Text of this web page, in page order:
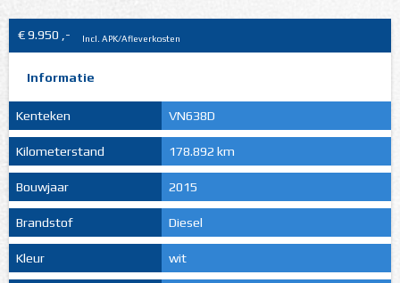
€ 9.950 ,- Incl. APK/Afleverkosten
Informatie
Kenteken VN638D
Kilometerstand 178.892 km
Bouwjaar 2015
Brandstof Diesel
Kleur wit